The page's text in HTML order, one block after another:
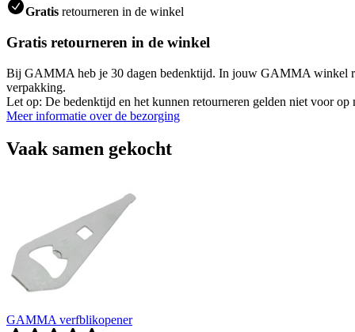
Gratis retourneren in de winkel
Gratis retourneren in de winkel
Bij GAMMA heb je 30 dagen bedenktijd. In jouw GAMMA winkel
verpakking.
Let op: De bedenktijd en het kunnen retourneren gelden niet voor
Meer informatie over de bezorging
Vaak samen gekocht
GAMMA verfblikopener